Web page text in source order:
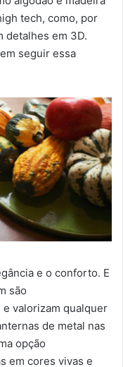
tech, como, por
detalhes em 3D.
seguir essa
e o conforto. E
são
valorizam qualquer
de metal nas
opção
em cores vivas e